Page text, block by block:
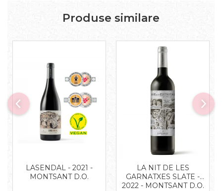
Produse similare
LASENDAL - 2021 -
MONTSANT D.O.
LA NIT DE LES
GARNATXES SLATE -
2022 - MONTSANT D.O.